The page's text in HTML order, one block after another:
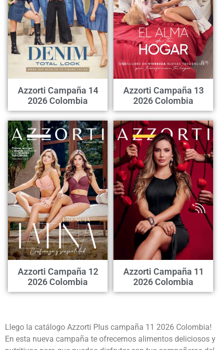
Azzorti Campaña 14
2026 Colombia
Azzorti Campaña 13
2026 Colombia
Azzorti Campaña 12
2026 Colombia
Azzorti Campaña 11
2026 Colombia
Llego la catálogo Azzorti Plus campaña 11 2026 Colombia!
En esta nueva campaña te ofrecemos alimentos deliciosos y